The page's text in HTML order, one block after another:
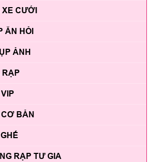
XE CƯỚI
ĂN HỎI
ẢNH
RẠP
BẢN
RẠP TƯ GIA